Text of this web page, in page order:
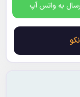
به واتس آپ